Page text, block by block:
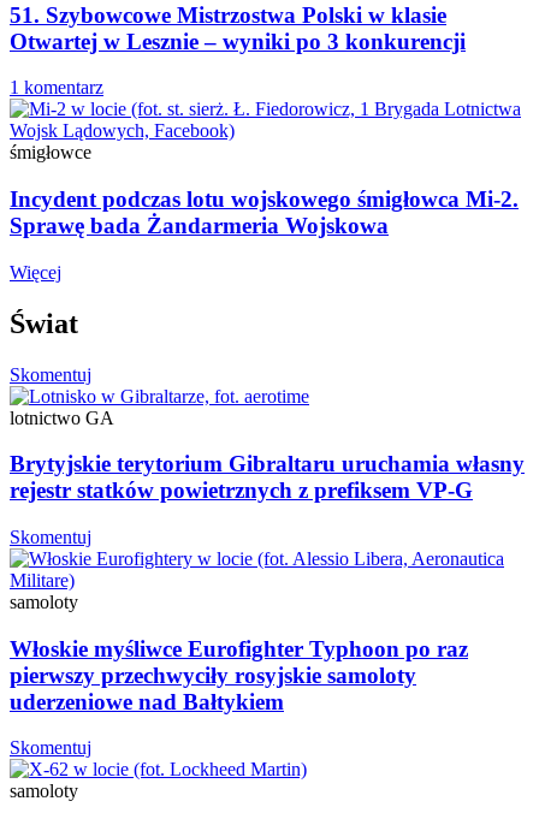
51. Szybowcowe Mistrzostwa Polski w klasie
Otwartej w Lesznie – wyniki po 3 konkurencji
1 komentarz
śmigłowce
Incydent podczas lotu wojskowego śmigłowca Mi-2.
Sprawę bada Żandarmeria Wojskowa
Więcej
Świat
Skomentuj
lotnictwo GA
Brytyjskie terytorium Gibraltaru uruchamia własny
rejestr statków powietrznych z prefiksem VP-G
Skomentuj
samoloty
Włoskie myśliwce Eurofighter Typhoon po raz
pierwszy przechwyciły rosyjskie samoloty
uderzeniowe nad Bałtykiem
Skomentuj
samoloty